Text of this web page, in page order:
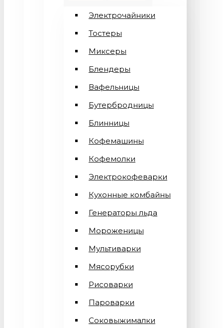
Электрочайники
Тостеры
Миксеры
Блендеры
Вафельницы
Бутербродницы
Блинницы
Кофемашины
Кофемолки
Электрокофеварки
Кухонные комбайны
Генераторы льда
Мороженицы
Мультиварки
Мясорубки
Рисоварки
Пароварки
Соковыжималки